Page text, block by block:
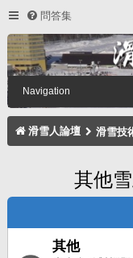
問答集
Navigation
滑雪人論壇 滑雪技
其他
其他